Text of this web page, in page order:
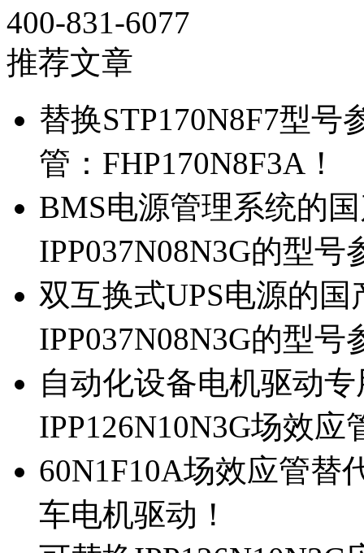
400-831-6077
推荐文章
替换STP170N8F7型
管：FHP170N8F3A！
BMS电源管理系统的
IPP037N08N3G的型号
双互换式UPS电源的
IPP037N08N3G的型号
自动化设备电机驱动
IPP126N10N3G场效应
60N1F10A场效应管替
车电机驱动！